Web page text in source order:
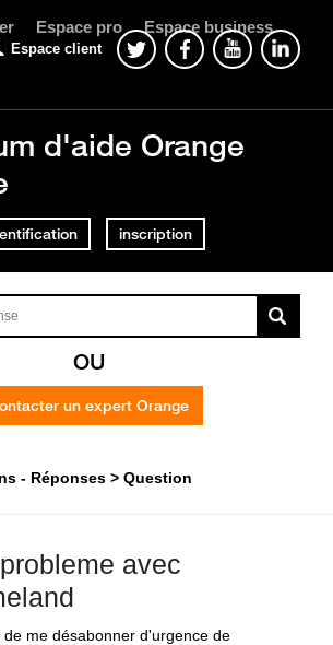
Espace pro Espace business
Espace client
d'aide Orange
inscription
OU
un expert Orange
- Réponses Question
avec
de me désabonner d'urgence de